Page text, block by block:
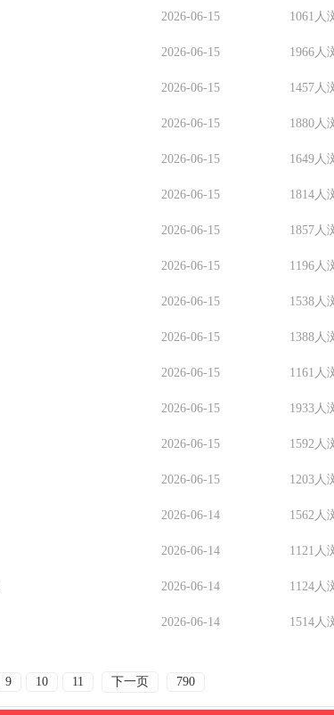
2026-06-15 1061人
2026-06-15 1966人
2026-06-15 1457人
2026-06-15 1880人
2026-06-15 1649人
2026-06-15 1814人
2026-06-15 1857人
2026-06-15 1196人
2026-06-15 1538人
2026-06-15 1388人
2026-06-15 1161人
2026-06-15 1933人
2026-06-15 1592人
2026-06-15 1203人
2026-06-14 1562人
2026-06-14 1121人
2026-06-14 1124人
2026-06-14 1514人
9 10 11 下一页 790